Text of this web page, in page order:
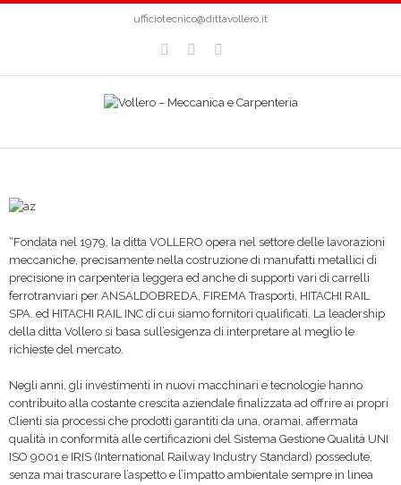
ufficiotecnico@dittavollero.it
“Fondata nel 1979, la ditta VOLLERO opera nel settore delle lavorazioni
meccaniche, precisamente nella costruzione di manufatti metallici di
precisione in carpenteria leggera ed anche di supporti vari di carrelli
ferrotranviari per ANSALDOBREDA, FIREMA Trasporti, HITACHI RAIL
SPA. ed HITACHI RAIL INC di cui siamo fornitori qualificati. La leadership
della ditta Vollero si basa sull’esigenza di interpretare al meglio le
richieste del mercato.
Negli anni, gli investimenti in nuovi macchinari e tecnologie hanno
contribuito alla costante crescita aziendale finalizzata ad offrire ai propri
Clienti sia processi che prodotti garantiti da una, oramai, affermata
qualità in conformità alle certificazioni del Sistema Gestione Qualità UNI
ISO 9001 e IRIS (International Railway Industry Standard) possedute,
senza mai trascurare l’aspetto e l’impatto ambientale sempre in linea